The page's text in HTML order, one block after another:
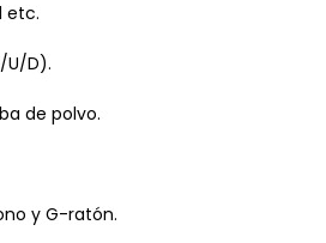
etc.
U/D).
de polvo.
y G-ratón.